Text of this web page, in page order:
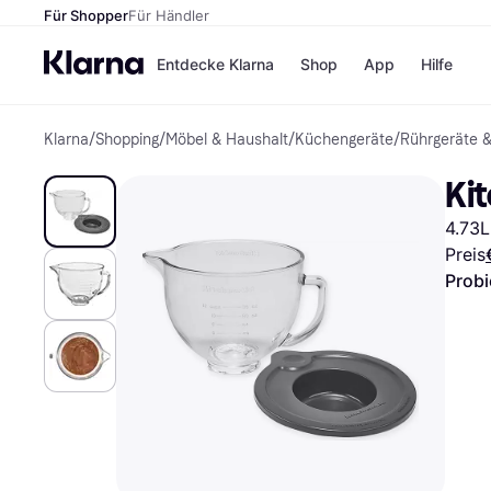
Für ShopperFür Händler
Entdecke Klarna
Zahlungsmethoden
Bezahle in bis zu 30
Tagen
Ratenzahlung
Shop
Shops
H&M
Temu
App Hilfe
Klarna/Shopping/Möbel & Haushalt/Küchengeräte/Rührgeräte
Preis